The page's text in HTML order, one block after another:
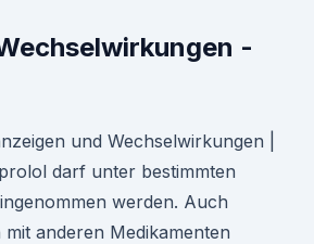
-
und Wechselwirkungen |
darf unter bestimmten
werden. Auch
anderen Medikamenten